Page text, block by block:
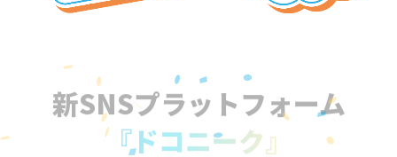
新SNSプラットフォーム
『ドコニーク』